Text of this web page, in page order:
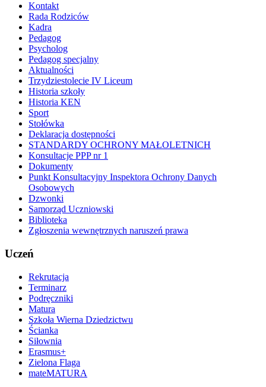
Kontakt
Rada Rodziców
Kadra
Pedagog
Psycholog
Pedagog specjalny
Aktualności
Trzydziestolecie IV Liceum
Historia szkoły
Historia KEN
Sport
Stołówka
Deklaracja dostępności
STANDARDY OCHRONY MAŁOLETNICH
Konsultacje PPP nr 1
Dokumenty
Punkt Konsultacyjny Inspektora Ochrony Danych
Osobowych
Dzwonki
Samorząd Uczniowski
Biblioteka
Zgłoszenia wewnętrznych naruszeń prawa
Uczeń
Rekrutacja
Terminarz
Podręczniki
Matura
Szkoła Wierna Dziedzictwu
Ścianka
Siłownia
Erasmus+
Zielona Flaga
mateMATURA